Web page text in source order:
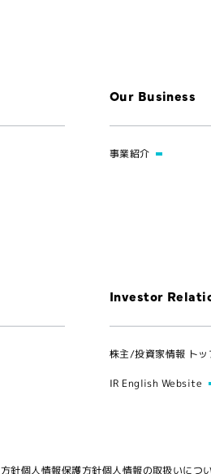
Our Business
事業紹介
Investor
株主/投資家情報 トッ
IR English Website
針個人情報保護方針個人情報の取扱いにつ